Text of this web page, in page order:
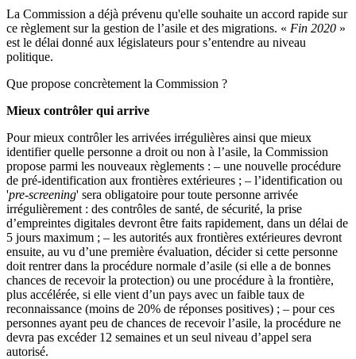
La Commission a déjà prévenu qu'elle souhaite un accord rapide sur
ce règlement sur la gestion de l’asile et des migrations. « Fin 2020 »
est le délai donné aux législateurs pour s’entendre au niveau
politique.
Que propose concrètement la Commission ?
Mieux contrôler qui arrive
Pour mieux contrôler les arrivées irrégulières ainsi que mieux
identifier quelle personne a droit ou non à l’asile, la Commission
propose parmi les nouveaux règlements : – une nouvelle procédure
de pré-identification aux frontières extérieures ; – l’identification ou
'pre-screening' sera obligatoire pour toute personne arrivée
irrégulièrement : des contrôles de santé, de sécurité, la prise
d’empreintes digitales devront être faits rapidement, dans un délai de
5 jours maximum ; – les autorités aux frontières extérieures devront
ensuite, au vu d’une première évaluation, décider si cette personne
doit rentrer dans la procédure normale d’asile (si elle a de bonnes
chances de recevoir la protection) ou une procédure à la frontière,
plus accélérée, si elle vient d’un pays avec un faible taux de
reconnaissance (moins de 20% de réponses positives) ; – pour ces
personnes ayant peu de chances de recevoir l’asile, la procédure ne
devra pas excéder 12 semaines et un seul niveau d’appel sera
autorisé.